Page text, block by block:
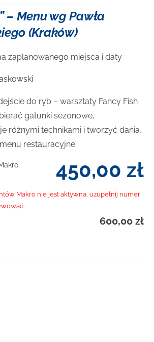
– Menu wg Pawła
(Kraków)
zaplanowanego miejsca i daty
do ryb – warsztaty Fancy Fish
gatunki sezonowe,
różnymi technikami i tworzyć dania,
restauracyjne.
450,00 zł
Makro nie jest aktywna, uzupełnij numer
600,00 zł